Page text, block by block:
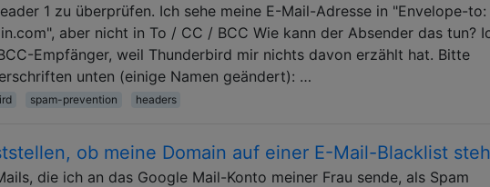
1 zu überprüfen. Ich sehe meine E-Mail-Adresse in "Envelope-to:
aber nicht in To / CC / BCC Wie kann der Absender das tun?
Empfänger, weil Thunderbird mir nichts davon erzählt hat. Bitte
unten (einige Namen geändert): …
spam-prevention headers
ob meine Domain auf einer E-Mail-Blacklist
die ich an das Google Mail-Konto meiner Frau sende, als Spam